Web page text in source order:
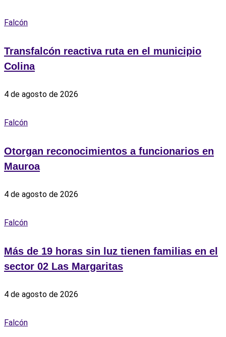
Falcón
Transfalcón reactiva ruta en el municipio
Colina
4 de agosto de 2026
Falcón
Otorgan reconocimientos a funcionarios en
Mauroa
4 de agosto de 2026
Falcón
Más de 19 horas sin luz tienen familias en el
sector 02 Las Margaritas
4 de agosto de 2026
Falcón